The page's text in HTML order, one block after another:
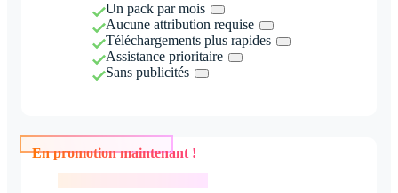
Un pack par mois
Aucune attribution requise
Téléchargements plus rapides
Assistance prioritaire
Sans publicités
En promotion maintenant !